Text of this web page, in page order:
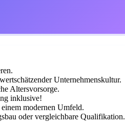
Unternehmenskultur.
Altersvorsorge.
inklusive!
modernen Umfeld.
oder vergleichbare Qualifikation.